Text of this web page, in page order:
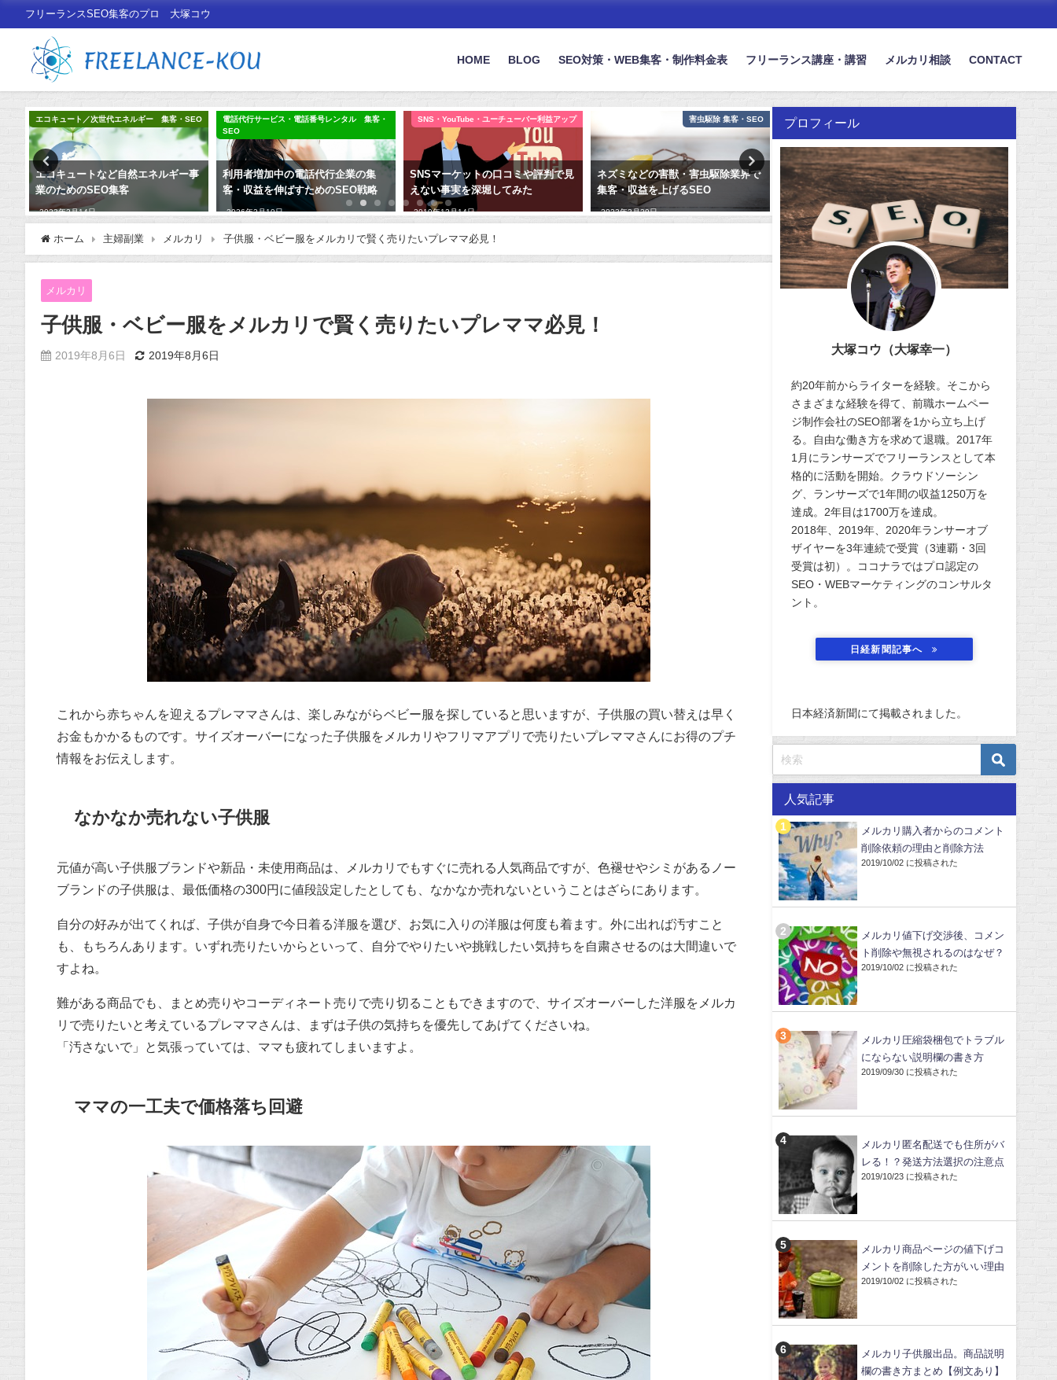
フリーランスSEO集客のプロ 大塚コウ
HOME BLOG SEO対策・WEB集客・制作料金表 フリーランス講座・講習 メルカリ相談 CONTACT
エコキュート／次世代エネルギー 集客・SEO
エコキュートなど自然エネルギー事
業のためのSEO集客
2023年2月14日
電話代行サービス・電話番号レンタル 集客・
SEO
利用者増加中の電話代行企業の集
客・収益を伸ばすためのSEO戦略
2026年2月10日
SNS・YouTube・ユーチューバー利益アップ
SNSマーケットの口コミや評判で見
えない事実を深堀してみた
2019年12月14日
害虫駆除 集客・SEO
ネズミなどの害獣・害虫駆除業界で
集客・収益を上げるSEO
2023年3月29日
iPhone修理サービスは地域特化型
SEOで対策しよう
2021年7月28日
街並みに映える看
うニッチな業種の
2021年7月4日
ホーム 主婦副業 メルカリ 子供服・ベビー服をメルカリで賢く売りたいプレママ必見！
メルカリ
子供服・ベビー服をメルカリで賢く売りたいプレママ必見！
2019年8月6日 2019年8月6日
これから赤ちゃんを迎えるプレママさんは、楽しみながらベビー服を探していると思いますが、子供服の買い替えは早く
お金もかかるものです。サイズオーバーになった子供服をメルカリやフリマアプリで売りたいプレママさんにお得のプチ
情報をお伝えします。
なかなか売れない子供服
元値が高い子供服ブランドや新品・未使用商品は、メルカリでもすぐに売れる人気商品ですが、色褪せやシミがあるノー
ブランドの子供服は、最低価格の300円に値段設定したとしても、なかなか売れないということはざらにあります。
自分の好みが出てくれば、子供が自身で今日着る洋服を選び、お気に入りの洋服は何度も着ます。外に出れば汚すこと
も、もちろんあります。いずれ売りたいからといって、自分でやりたいや挑戦したい気持ちを自粛させるのは大間違いで
すよね。
難がある商品でも、まとめ売りやコーディネート売りで売り切ることもできますので、サイズオーバーした洋服をメルカ
リで売りたいと考えているプレママさんは、まずは子供の気持ちを優先してあげてくださいね。
「汚さないで」と気張っていては、ママも疲れてしまいますよ。
ママの一工夫で価格落ち回避
プロフィール
大塚コウ（大塚幸一）
約20年前からライターを経験。そこから
さまざまな経験を得て、前職ホームペー
ジ制作会社のSEO部署を1から立ち上げ
る。自由な働き方を求めて退職。2017年
1月にランサーズでフリーランスとして本
格的に活動を開始。クラウドソーシン
グ、ランサーズで1年間の収益1250万を
達成。2年目は1700万を達成。
2018年、2019年、2020年ランサーオブ
ザイヤーを3年連続で受賞（3連覇・3回
受賞は初）。ココナラではプロ認定の
SEO・WEBマーケティングのコンサルタ
ント。
日経新聞記事へ
日本経済新聞にて掲載されました。
人気記事
メルカリ購入者からのコメント
削除依頼の理由と削除方法
2019/10/02 に投稿された
メルカリ値下げ交渉後、コメン
ト削除や無視されるのはなぜ？
2019/10/02 に投稿された
メルカリ圧縮袋梱包でトラブル
にならない説明欄の書き方
2019/09/30 に投稿された
メルカリ匿名配送でも住所がバ
レる！？発送方法選択の注意点
2019/10/23 に投稿された
メルカリ商品ページの値下げコ
メントを削除した方がいい理由
2019/10/02 に投稿された
メルカリ子供服出品。商品説明
欄の書き方まとめ【例文あり】